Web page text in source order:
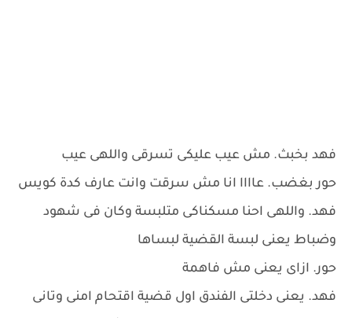
فهد بخبث. مش عيب عليكى تسرقى واللهى عيب
حور بغضب. عاااا انا مش سرقت وانت عارف كدة كويس
فهد. واللهى احنا مسكناكى متلبسة وكان فى شهود
وضباط يعنى لبسة القضية لبساها
حور. ازاى يعنى مش فاهمة
فهد. يعنى دخلتى الفندق اول قضية اقتحام امنى وتانى